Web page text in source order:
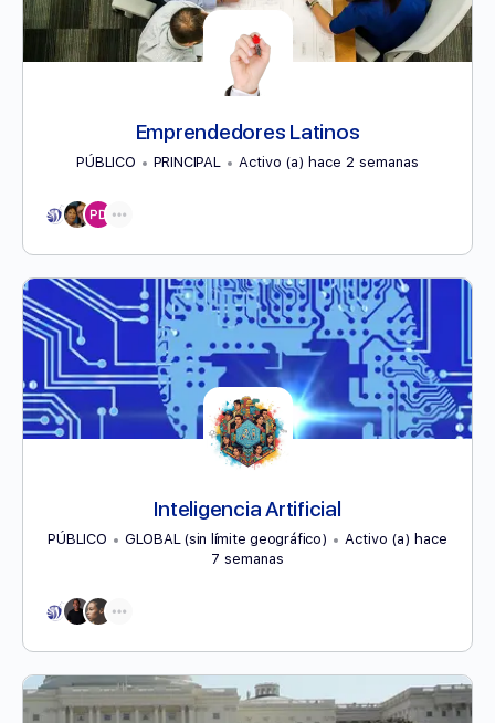
Emprendedores Latinos
PÚBLICO PRINCIPAL Activo (a) hace 2 semanas
Inteligencia Artificial
PÚBLICO GLOBAL (sin límite geográfico)
Activo (a) hace
7 semanas